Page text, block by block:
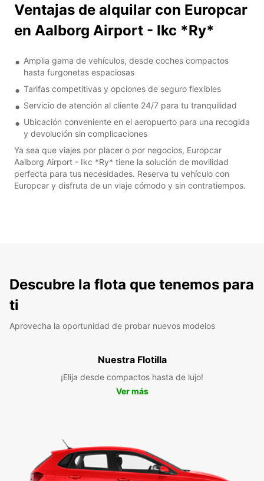
Ventajas de alquilar con Europcar
en Aalborg Airport - Ikc *Ry*
Amplia gama de vehículos, desde coches compactos
hasta furgonetas espaciosas
Tarifas competitivas y opciones de seguro flexibles
Servicio de atención al cliente 24/7 para tu tranquilidad
Ubicación conveniente en el aeropuerto para una recogida
y devolución sin complicaciones
Ya sea que viajes por placer o por negocios, Europcar
Aalborg Airport - Ikc *Ry* tiene la solución de movilidad
perfecta para tus necesidades. Reserva tu vehículo con
Europcar y disfruta de un viaje cómodo y sin contratiempos.
Descubre la flota que tenemos para
ti
Aprovecha la oportunidad de probar nuevos modelos
Nuestra Flotilla
¡Elija desde compactos hasta de lujo!
Ver más